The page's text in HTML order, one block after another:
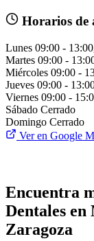
Horarios de
Lunes 09:00 -
Martes 09:00 -
Miércoles 09:00 -
Jueves 09:00 -
Viernes 09:00 -
Sábado Cerrado
Domingo Cerrado
Ver en Google
Encuentra
Dentales
Zaragoza